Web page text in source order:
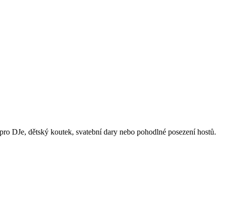
DJe, dětský koutek, svatební dary nebo pohodlné posezení hostů.